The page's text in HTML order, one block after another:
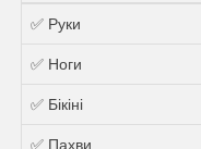
✅ Руки
✅ Ноги
✅ Бікіні
✅ Пахви